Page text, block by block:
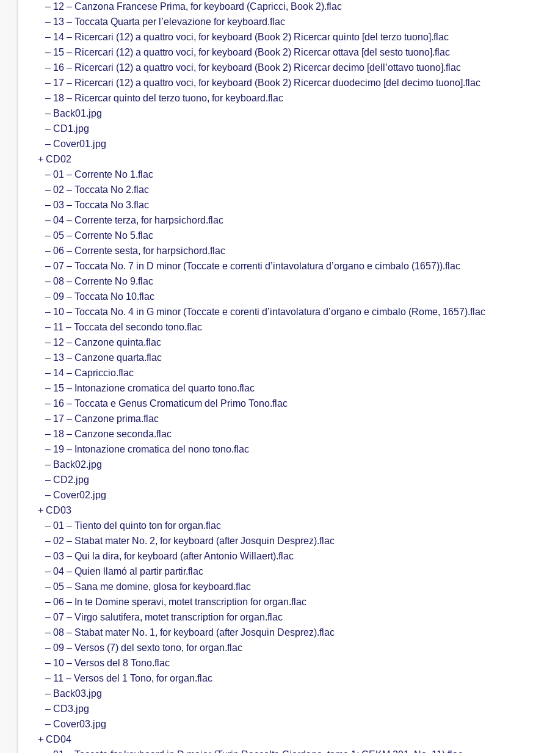
– 12 – Canzona Francese Prima, for keyboard (Capricci, Book 2).flac
– 13 – Toccata Quarta per l’elevazione for keyboard.flac
– 14 – Ricercari (12) a quattro voci, for keyboard (Book 2) Ricercar quinto [del terzo tuono].flac
– 15 – Ricercari (12) a quattro voci, for keyboard (Book 2) Ricercar ottava [del sesto tuono].flac
– 16 – Ricercari (12) a quattro voci, for keyboard (Book 2) Ricercar decimo [dell’ottavo tuono].flac
– 17 – Ricercari (12) a quattro voci, for keyboard (Book 2) Ricercar duodecimo [del decimo tuono].flac
– 18 – Ricercar quinto del terzo tuono, for keyboard.flac
– Back01.jpg
– CD1.jpg
– Cover01.jpg
+ CD02
– 01 – Corrente No 1.flac
– 02 – Toccata No 2.flac
– 03 – Toccata No 3.flac
– 04 – Corrente terza, for harpsichord.flac
– 05 – Corrente No 5.flac
– 06 – Corrente sesta, for harpsichord.flac
– 07 – Toccata No. 7 in D minor (Toccate e correnti d’intavolatura d’organo e cimbalo (1657)).flac
– 08 – Corrente No 9.flac
– 09 – Toccata No 10.flac
– 10 – Toccata No. 4 in G minor (Toccate e corenti d’intavolatura d’organo e cimbalo (Rome, 1657).flac
– 11 – Toccata del secondo tono.flac
– 12 – Canzone quinta.flac
– 13 – Canzone quarta.flac
– 14 – Capriccio.flac
– 15 – Intonazione cromatica del quarto tono.flac
– 16 – Toccata e Genus Cromaticum del Primo Tono.flac
– 17 – Canzone prima.flac
– 18 – Canzone seconda.flac
– 19 – Intonazione cromatica del nono tono.flac
– Back02.jpg
– CD2.jpg
– Cover02.jpg
+ CD03
– 01 – Tiento del quinto ton for organ.flac
– 02 – Stabat mater No. 2, for keyboard (after Josquin Desprez).flac
– 03 – Qui la dira, for keyboard (after Antonio Willaert).flac
– 04 – Quien llamó al partir partir.flac
– 05 – Sana me domine, glosa for keyboard.flac
– 06 – In te Domine speravi, motet transcription for organ.flac
– 07 – Virgo salutifera, motet transcription for organ.flac
– 08 – Stabat mater No. 1, for keyboard (after Josquin Desprez).flac
– 09 – Versos (7) del sexto tono, for organ.flac
– 10 – Versos del 8 Tono.flac
– 11 – Versos del 1 Tono, for organ.flac
– Back03.jpg
– CD3.jpg
– Cover03.jpg
+ CD04